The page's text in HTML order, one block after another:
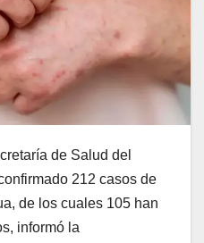
de Salud del
212 casos de
de los cuales 105 han
informó la